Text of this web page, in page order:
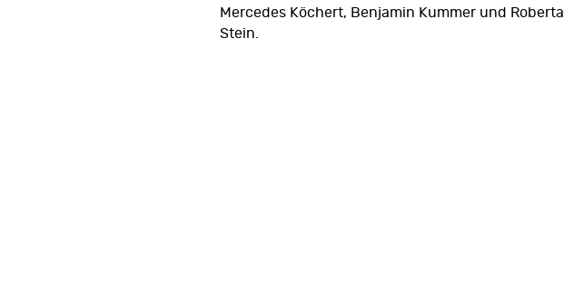
Mercedes Köchert, Benjamin Kummer und Roberta
Stein.